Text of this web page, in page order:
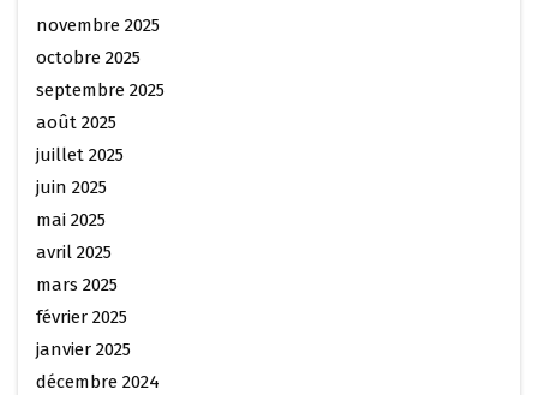
novembre 2025
octobre 2025
septembre 2025
août 2025
juillet 2025
juin 2025
mai 2025
avril 2025
mars 2025
février 2025
janvier 2025
décembre 2024